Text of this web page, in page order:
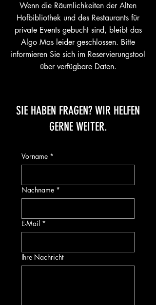
Wenn die Räumlichkeiten der Alten
Hofbibliothek und des Restaurants für
private Events gebucht sind, bleibt das
Algo Mas leider geschlossen. Bitte
informieren Sie sich im Reservierungstool
über verfügbare Daten.
SIE HABEN FRAGEN? WIR HELFEN
GERNE WEITER.
Vorname *
Nachname *
E-Mail *
Ihre Nachricht